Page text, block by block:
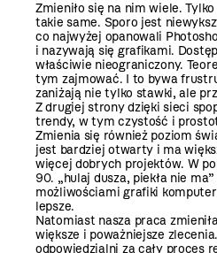
Zmieniło się na nim wiele.
takie same. Sporo jest
co najwyżej opanowali
i nazywają się grafikami.
właściwie nieograniczony.
tym zajmować. I to bywa
zaniżają nie tylko stawki, ale
Z drugiej strony dzięki sieci
trendy, w tym czystość i
Zmienia się również poziom
jest bardziej otwarty i ma
więcej dobrych projektów. W
90. „hulaj dusza, piekła nie
możliwościami grafiki
lepsze.
Natomiast nasza praca
większe i poważniejsze
odpowiedzialni za cały proces